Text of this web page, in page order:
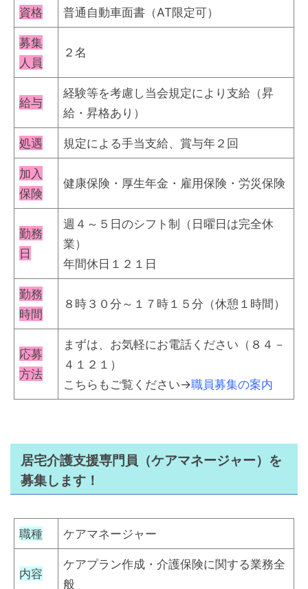
資格
普通自動車面書（AT限定可）
募集
人員
２名
給与
経験等を考慮し当会規定により支給（昇
給・昇格あり）
処遇 規定による手当支給、賞与年２回
加入
保険
健康保険・厚生年金・雇用保険・労災保険
勤務
日
週４～５日のシフト制（日曜日は完全休
業）
年間休日１２１日
勤務
時間
８時３０分～１７時１５分（休憩１時間）
応募
方法
まずは、お気軽にお電話ください（８４－
４１２１）
こちらもご覧ください→職員募集の案内
居宅介護支援専門員（ケアマネージャー）を
募集します！
職種 ケアマネージャー
内容
ケアプラン作成・介護保険に関する業務全
般